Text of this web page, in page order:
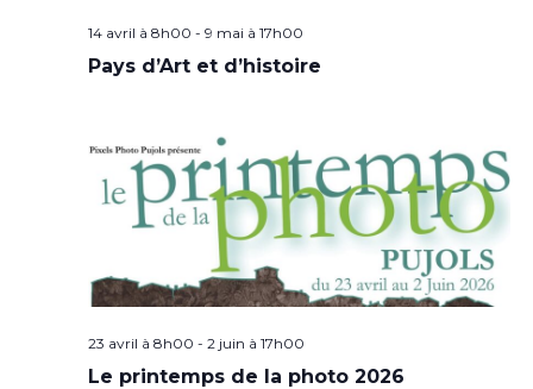
14 avril à 8h00 - 9 mai à 17h00
Pays d’Art et d’histoire
23 avril à 8h00 - 2 juin à 17h00
Le printemps de la photo 2026